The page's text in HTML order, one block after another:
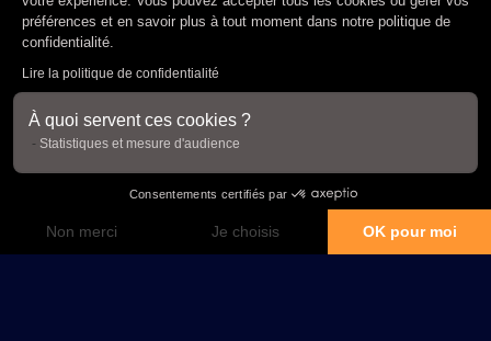
préférences et en savoir plus à tout moment dans notre politique de
confidentialité.
Lire la politique de confidentialité
À quoi servent ces cookies ?
Statistiques et mesure d'audience
Consentements certifiés par
Non merci Je choisis OK pour moi